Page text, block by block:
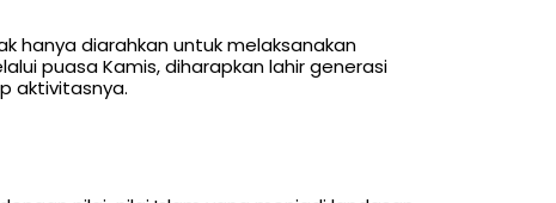
hanya diarahkan untuk melaksanakan
aktivitasnya.